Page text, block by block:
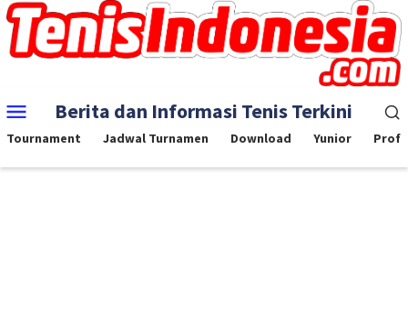
Skip
to
content
Mobile
Menu
Berita dan Informasi Tenis Terkini
Tournament Jadwal Turnamen Download Yunior